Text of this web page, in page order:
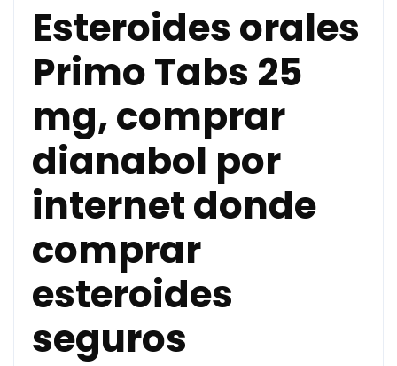
Esteroides orales
Primo Tabs 25
mg, comprar
dianabol por
internet donde
comprar
esteroides
seguros